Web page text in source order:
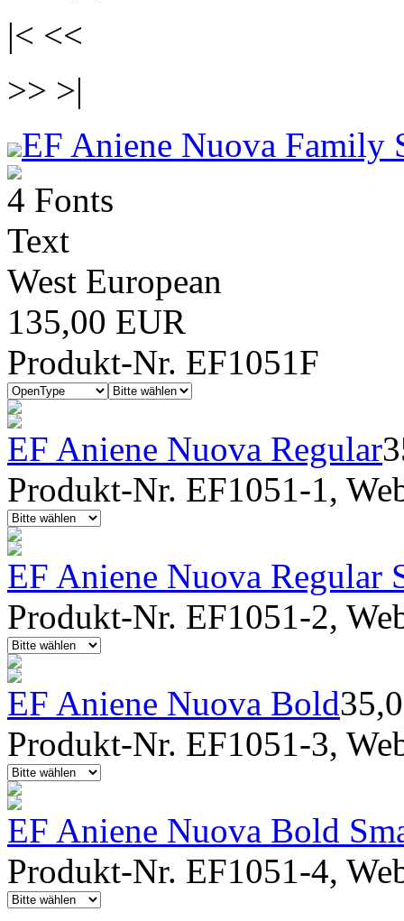
|< <<
>> >|
EF Aniene Nuova Family
4 Fonts
Text
West European
135,00 EUR
Produkt-Nr. EF1051F
EF Aniene Nuova Regular
Produkt-Nr. EF1051-1,
EF Aniene Nuova Regular
Produkt-Nr. EF1051-2,
EF Aniene Nuova Bold
Produkt-Nr. EF1051-3,
EF Aniene Nuova Bold
Produkt-Nr. EF1051-4,